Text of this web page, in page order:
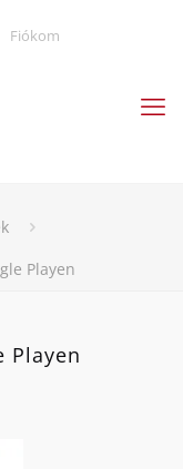
Fiókom
Playen
Playen